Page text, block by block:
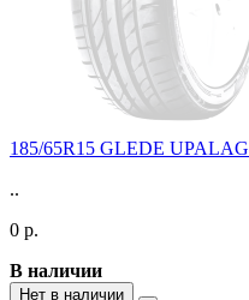
185/65R15 GLEDE
..
0 р.
В наличии
Нет в наличии